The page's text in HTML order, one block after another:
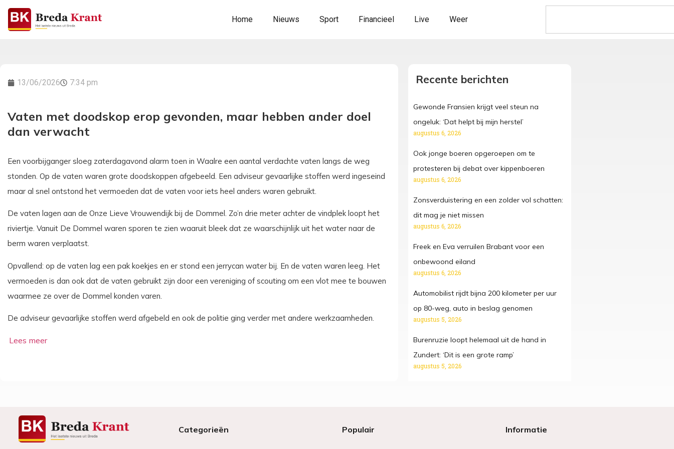
Home Nieuws Sport Financieel Live Weer
13/06/2026 7:34 pm
Vaten met doodskop erop gevonden, maar hebben ander doel
dan verwacht
Een voorbijganger sloeg zaterdagavond alarm toen in Waalre een aantal verdachte vaten langs de weg
stonden. Op de vaten waren grote doodskoppen afgebeeld. Een adviseur gevaarlijke stoffen werd ingeseind
maar al snel ontstond het vermoeden dat de vaten voor iets heel anders waren gebruikt.
De vaten lagen aan de Onze Lieve Vrouwendijk bij de Dommel. Zo’n drie meter achter de vindplek loopt het
riviertje. Vanuit De Dommel waren sporen te zien waaruit bleek dat ze waarschijnlijk uit het water naar de
berm waren verplaatst.
Opvallend: op de vaten lag een pak koekjes en er stond een jerrycan water bij. En de vaten waren leeg. Het
vermoeden is dan ook dat de vaten gebruikt zijn door een vereniging of scouting om een vlot mee te bouwen
waarmee ze over de Dommel konden varen.
De adviseur gevaarlijke stoffen werd afgebeld en ook de politie ging verder met andere werkzaamheden.
Recente berichten
Gewonde Fransien krijgt veel steun na
ongeluk: ‘Dat helpt bij mijn herstel’
augustus 6, 2026
Ook jonge boeren opgeroepen om te
protesteren bij debat over kippenboeren
augustus 6, 2026
Zonsverduistering en een zolder vol schatten:
dit mag je niet missen
augustus 6, 2026
Freek en Eva verruilen Brabant voor een
onbewoond eiland
augustus 6, 2026
Automobilist rijdt bijna 200 kilometer per uur
op 80-weg, auto in beslag genomen
augustus 5, 2026
Burenruzie loopt helemaal uit de hand in
Zundert: ‘Dit is een grote ramp’
augustus 5, 2026
Categorieën Populair Informatie